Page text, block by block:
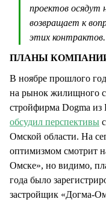
проектов осядут
возвращает к
этих контрактов.
ПЛАНЫ КОМПАНИИ
В ноябре прошлого
на рынок жилищного
стройфирма Dogma из
обсудил перспективы
Омской области. На
оптимизмом смотрит
Омске», но видимо,
года было
застройщик «Догма-